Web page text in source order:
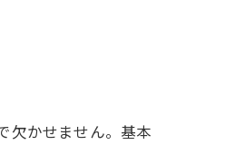
欠かせません。基本